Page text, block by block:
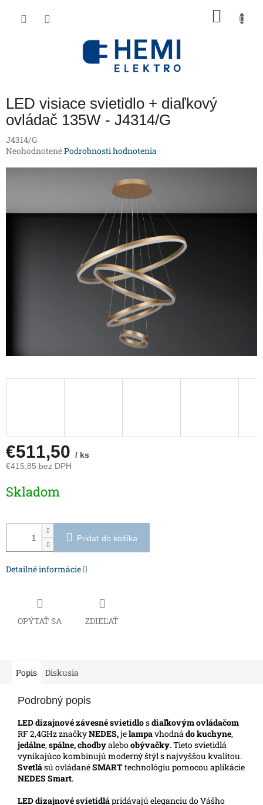
LED visiace svietidlo + diaľkový
ovládač 135W - J4314/G
J4314/G
Priemerné
NeohodnotenéPodrobnosti hodnotenia
€511,50 / ks
€415,85 bez DPH
cena:
Skladom
Pridať do košíka
Detailné informácie
OPÝTAŤ SA ZDIEĽAŤ
Popis Diskusia
Podrobný popis
LED dizajnové závesné svietidlosdiaľkovým ovládačom
RF 2,4GHz značkyNEDES,jelampavhodnádo kuchyne,
jedálne,spálne, chodbyaleboobývačky. Tieto svietidlá
vynikajúco kombinujú moderný štýl s najvyššou kvalitou.
Svetlású ovládanéSMARTtechnológiu pomocou aplikácie
NEDES Smart.
LEDdizajnové svietidlápridávajú eleganciu do Vášho